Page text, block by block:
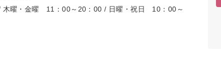
曜・金曜 11：00～20：00 / 日曜・祝日 10：00～